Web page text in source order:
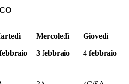
Mercoledì
3 febbraio
Giovedì
4 febbraio